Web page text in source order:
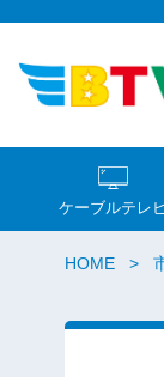
ケーブルテレ
HOME